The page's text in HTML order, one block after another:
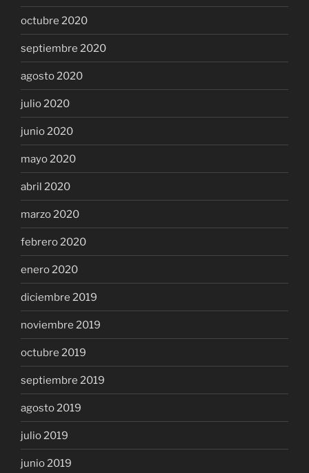
octubre 2020
septiembre 2020
agosto 2020
julio 2020
junio 2020
mayo 2020
abril 2020
marzo 2020
febrero 2020
enero 2020
diciembre 2019
noviembre 2019
octubre 2019
septiembre 2019
agosto 2019
julio 2019
junio 2019